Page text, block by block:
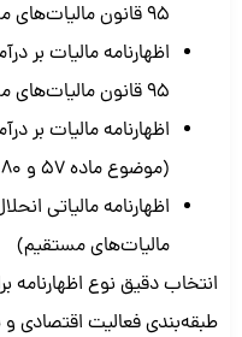
95 قانون مالیات‌های مستقیم)
اظهارنامه مالیات
95 قانون مالیات‌های مستقیم)
اظهارنامه مالیات بر
(موضوع ماده 57 و 80 قانون مالیات‌های مستقیم)
مالیات‌های مستقیم)
انتخاب دقیق نوع اظهارنامه
طبقه‌بندی فعالیت اقتصادی